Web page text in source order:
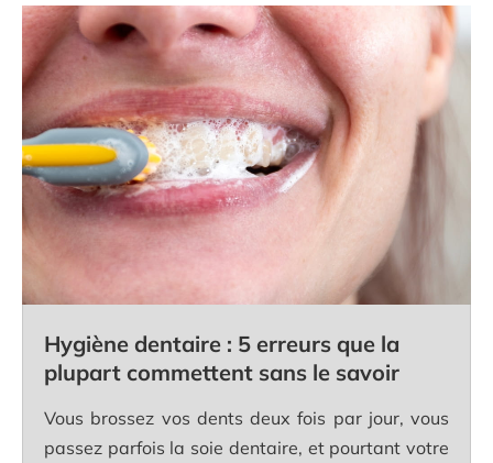
Hygiène dentaire : 5 erreurs que la
plupart commettent sans le savoir
Vous brossez vos dents deux fois par jour, vous
passez parfois la soie dentaire, et pourtant votre